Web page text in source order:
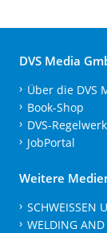
DVS Media
Über die DVS
Book-Shop
DVS-
JobPortal
Weitere
SCHWEISSEN
WELDING